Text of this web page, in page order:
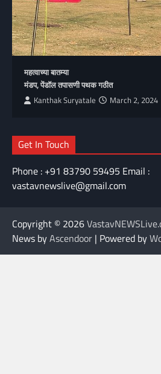
महत्वाच्या बातम्या
मंडप, पेंडॉल तपासणी पथक गठीत
Kanthak Suryatale March 2, 2024
Get In Touch
Phone : +91 83790 59495 Email :
vastavnewslive@gmail.com
Copyright © 2026
News byAscendoor | Powered by